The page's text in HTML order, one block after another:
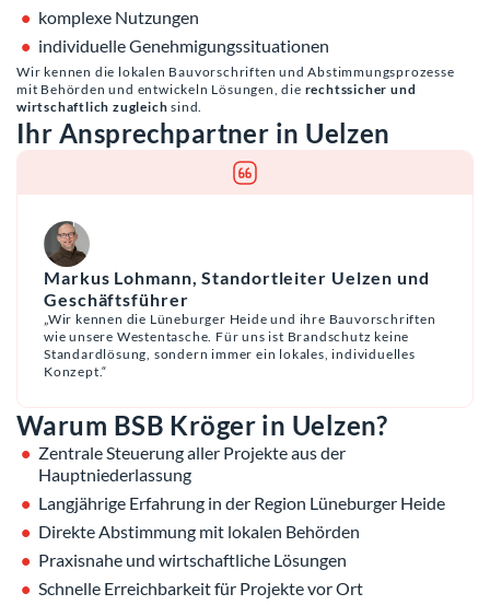
komplexe Nutzungen
individuelle Genehmigungssituationen
Wir kennen die lokalen Bauvorschriften und Abstimmungsprozesse
mit Behörden und entwickeln Lösungen, die rechtssicher und
wirtschaftlich zugleich sind.
Ihr Ansprechpartner in Uelzen
Markus Lohmann, Standortleiter Uelzen und
Geschäftsführer
„Wir kennen die Lüneburger Heide und ihre Bauvorschriften
wie unsere Westentasche. Für uns ist Brandschutz keine
Standardlösung, sondern immer ein lokales, individuelles
Konzept.“
Warum BSB Kröger in Uelzen?
Zentrale Steuerung aller Projekte aus der
Hauptniederlassung
Langjährige Erfahrung in der Region Lüneburger Heide
Direkte Abstimmung mit lokalen Behörden
Praxisnahe und wirtschaftliche Lösungen
Schnelle Erreichbarkeit für Projekte vor Ort